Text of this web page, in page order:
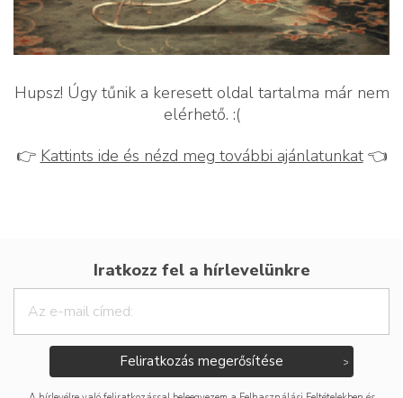
Hupsz! Úgy tűnik a keresett oldal tartalma már nem
elérhető. :(
👉 Kattints ide és nézd meg további ajánlatunkat👈
Iratkozz fel a hírlevelünkre
Feliratkozás megerősítése